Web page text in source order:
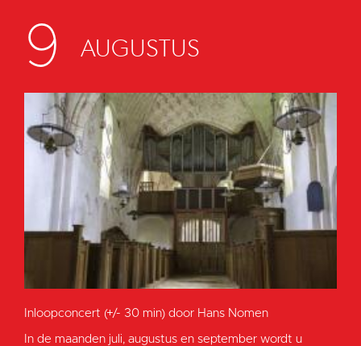
9 AUGUSTUS
Inloopconcert (+/- 30 min) door Hans Nomen
In de maanden juli, augustus en september wordt u